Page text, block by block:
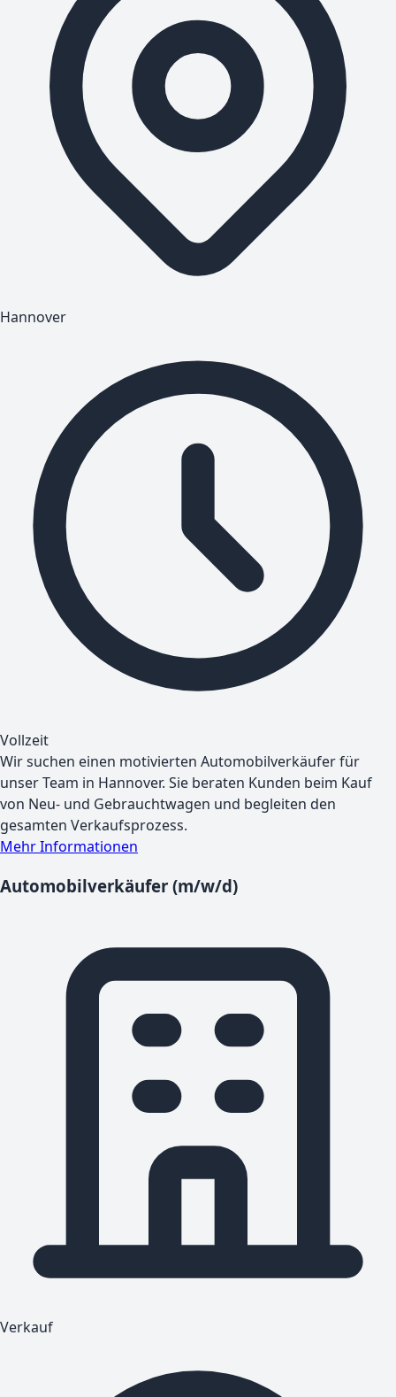
Hannover
Vollzeit
Wir suchen einen motivierten Automobilverkäufer für
unser Team in Hannover. Sie beraten Kunden beim Kauf
von Neu- und Gebrauchtwagen und begleiten den
gesamten Verkaufsprozess.
Mehr Informationen
Automobilverkäufer (m/w/d)
Verkauf